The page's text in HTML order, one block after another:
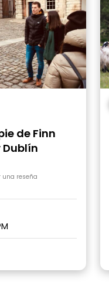
de Finn
Dublín
una reseña